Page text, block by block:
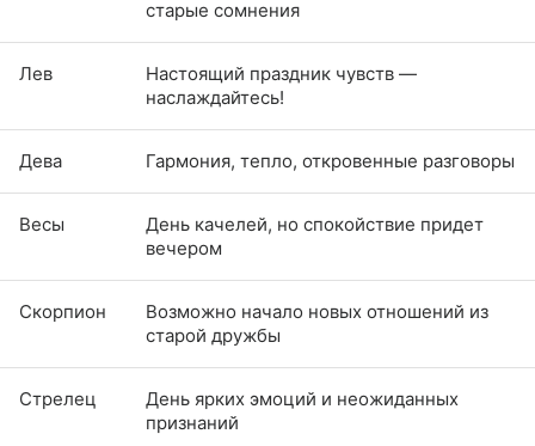
старые сомнения
Лев
Настоящий праздник чувств —
наслаждайтесь!
Дева Гармония, тепло, откровенные разговоры
Весы
День качелей, но спокойствие придет
вечером
Скорпион
Возможно начало новых отношений из
старой дружбы
Стрелец
День ярких эмоций и неожиданных
признаний